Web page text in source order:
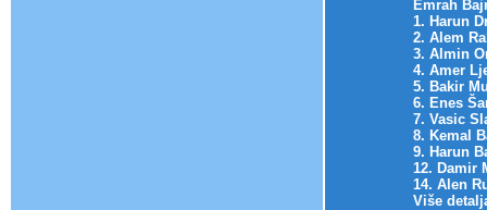
Emrah
1. Harun
2. Alem
3. Almin
4. Amer
5. Bakir
6. Enes
7. Vasic
8. Kemal
9. Harun
12. Damir
14. Alen
Više